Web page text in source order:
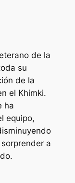
de la
su
de la
el Khimki.
ha
equipo,
a